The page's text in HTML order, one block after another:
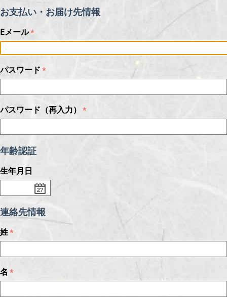
お支払い・お届け先情報
Eメール
パスワード
パスワード（再入力）
年齢認証
生年月日
連絡先情報
姓
名